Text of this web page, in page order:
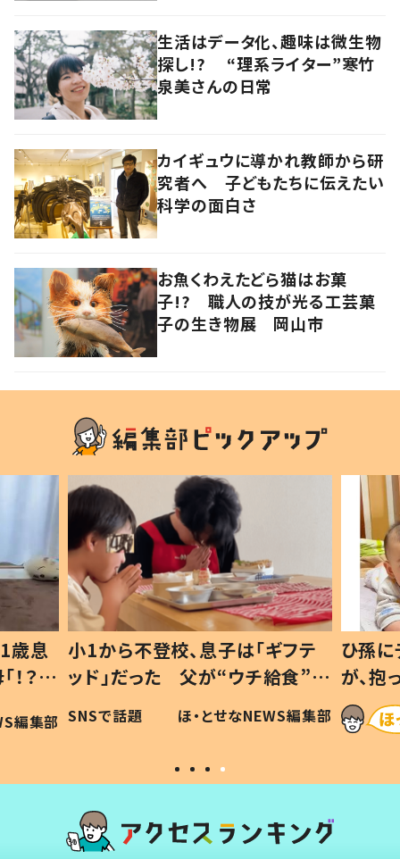
生活はデータ化、趣味は微生物
探し!? “理系ライター”寒竹
泉美さんの日常
カイギュウに導かれ教師から研
究者へ 子どもたちに伝えたい
科学の面白さ
お魚くわえたどら猫はお菓
子!? 職人の技が光る工芸菓
子の生き物展 岡山市
歳息
？」
編集部
小1から不登校、息子は「ギフテ
ッド」だった 父が“ウチ給食”を
作り続ける理由とは #令和の親
#令和の子
SNSで話題 ほ・とせなNEWS編集部
ひ孫
が、
「涙が
い」